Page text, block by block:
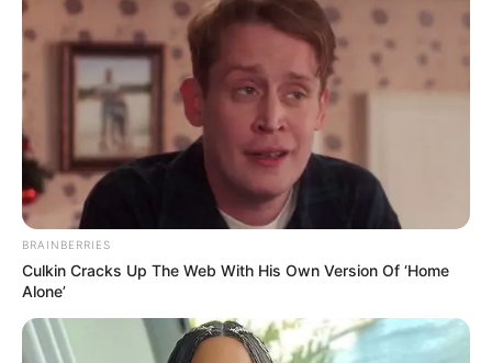
παροχές;
Το site διαθέτει ενότητα για διεθνή επικαιρότητα;
Υπάρχει κάλυψη για τον Αθλητισμό;
Μπορώ να διαβάσω νέα που αφορούν την Υγεία;
Ενημερώνετε για πολιτιστικές εκδηλώσεις και
τέχνες;
BRAINBERRIES
Culkin Cracks Up The Web With His Own Version Of ‘Home
Alone’